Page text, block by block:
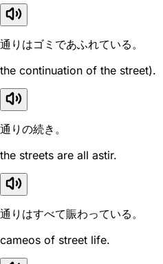
通りはゴミであふれている。
the continuation of the street).
通りの続き。
the streets are all astir.
通りはすべて賑わっている。
cameos of street life.